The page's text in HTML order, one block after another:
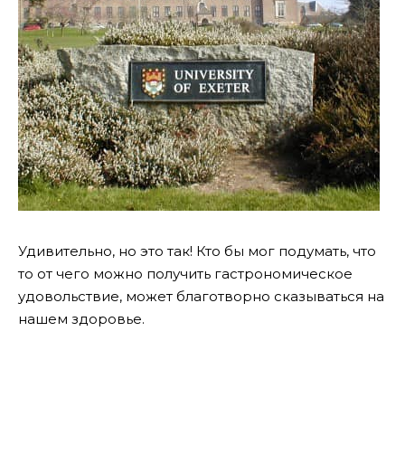
Удивительно, но это так! Кто бы мог подумать, что
то от чего можно получить гастрономическое
удовольствие, может благотворно сказываться на
нашем здоровье.